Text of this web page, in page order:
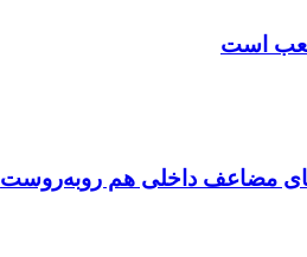
مضاعف داخلی هم روبه‌روست